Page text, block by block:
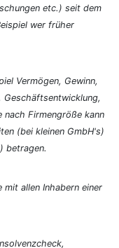
etc.) seit dem
wer früher
Vermögen, Gewinn,
Geschäftsentwicklung,
Firmengröße kann
(bei kleinen GmbH's)
betragen.
mit allen Inhabern einer